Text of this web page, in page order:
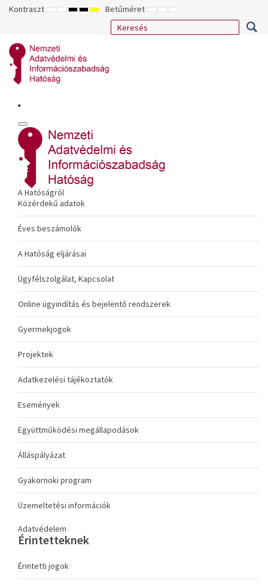
Kontraszt ALAPÉRTELMEZETT
ÉJSZAKAI
NAGY
KONTRASZTÚ
NAGY
KONTRASZTÚ
NAGY
KONTRASZTÚ
SÁRGA
FEKETE
Betűméret KISEBB
BETŰTÍPUS
ALAPÉRTELMEZETT
BETŰMÉRET
NAGYOBB
BETŰMÉRET
A Hatóságról
Közérdekű adatok
Éves beszámolók
A Hatóság eljárásai
Ügyfélszolgálat, Kapcsolat
Online ügyindítás és bejelentő rendszerek
Gyermekjogok
Projektek
Adatkezelési tájékoztatók
Események
Együttműködési megállapodások
Álláspályázat
Gyakornoki program
Üzemeltetési információk
Adatvédelem
Érintetteknek
Érintetti jogok